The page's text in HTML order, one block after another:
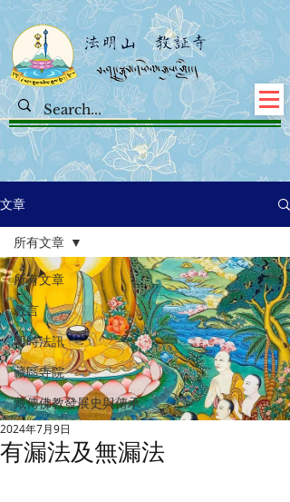
文章
所有文章
教言
即時法訊
藏區寺院
藏傳佛教發展史與傳承
所有文章
有漏法及無漏法
2024年7月9日